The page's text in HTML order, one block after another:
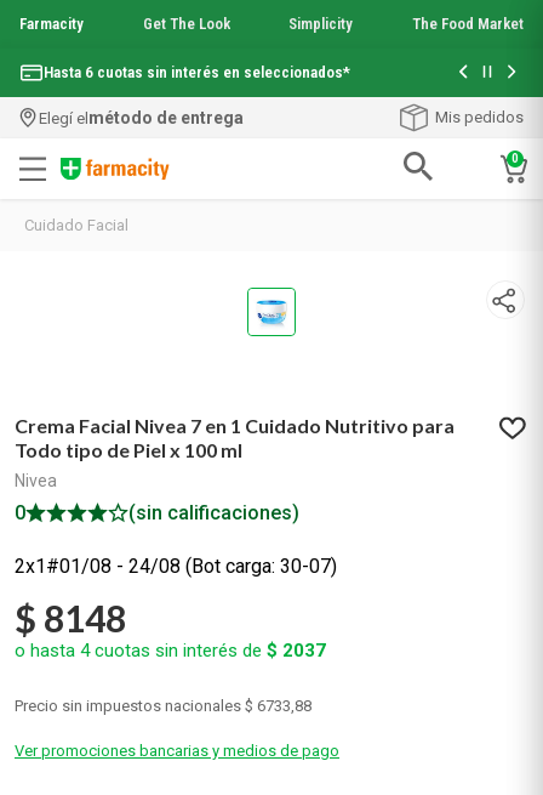
Farmacity Get The Look Simplicity The Food Market
Hasta 6 cuotas sin interés en seleccionados*
Con tu
¡Envío
Elegí elmétodo de entrega Mis pedidos
0
Cuidado Facial
Crema Facial Nivea 7 en 1 Cuidado Nutritivo para
Todo tipo de Piel x 100 ml
Nivea
0 (sin calificaciones)
2x1#01/08 - 24/08 (Bot carga: 30-07)
$ 8148
o hasta 4cuotas sin interés de $ 2037
Precio sin impuestos nacionales $ 6733,88
Ver promociones bancarias y medios de pago
protector solar
8. get the look
9. nyx
10
serum elvive